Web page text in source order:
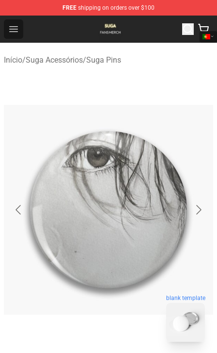
FREE shipping on orders over $100
Open menu
Suga Shop - Official Suga Merchandise Store
Início/Suga Acessórios/Suga Pins
blank template